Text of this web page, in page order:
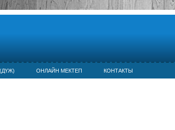
ОНЛАЙН МЕКТЕП КОНТАКТЫ